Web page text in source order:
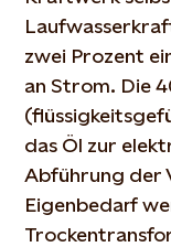
zwei Prozent
an Strom. Die
das Öl zur
Abführung der
Eigenbedarf